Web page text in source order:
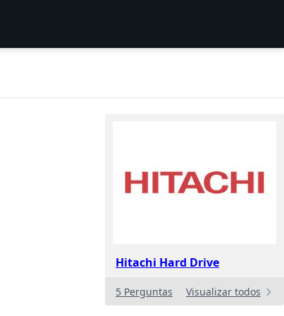
Hitachi Hard Drive
5 Perguntas Visualizar todos